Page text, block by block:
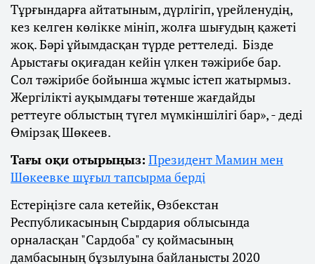
Тұрғындарға айтатыным, дүрлігіп, үрейленудің,
кез келген көлікке мініп, жолға шығудың қажеті
жоқ. Бәрі ұйымдасқан түрде реттеледі. Бізде
Арыстағы оқиғадан кейін үлкен тәжірибе бар.
Сол тәжірибе бойынша жұмыс істеп жатырмыз.
Жергілікті ауқымдағы төтенше жағдайды
реттеуге облыстың түгел мүмкіншілігі бар», - деді
Өмірзақ Шөкеев.
Тағы оқи отырыңыз: Президент Мамин мен
Шөкеевке шұғыл тапсырма берді
Естеріңізге сала кетейік, Өзбекстан
Республикасының Сырдария облысында
орналасқан "Сардоба" су қоймасының
дамбасының бұзылуына байланысты 2020